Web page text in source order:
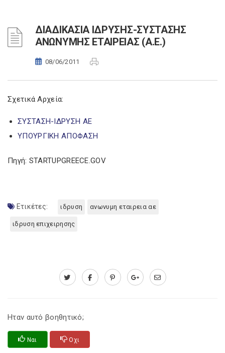
ΔΙΑΔΙΚΑΣΙΑ IΔΡΥΣΗΣ-ΣΥΣΤΑΣΗΣ
ΑΝΩΝΥΜΗΣ ΕΤΑΙΡΕΙΑΣ (Α.Ε.)
08/06/2011
Σχετικά Αρχεία:
ΣΥΣΤΑΣΗ-ΙΔΡΥΣΗ ΑΕ
ΥΠΟΥΡΓΙΚΗ ΑΠΟΦΑΣΗ
Πηγή: STARTUPGREECE.GOV
Ετικέτες: ιδρυση ανωνυμη εταιρεια αε
ιδρυση επιχειρησης
Ηταν αυτό βοηθητικό;
Ναι Οχι